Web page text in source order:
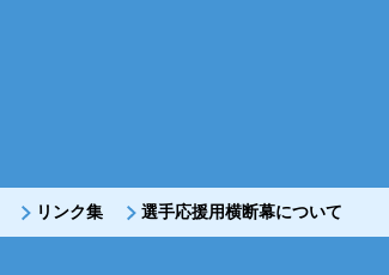
リンク集 選手応援用横断幕について